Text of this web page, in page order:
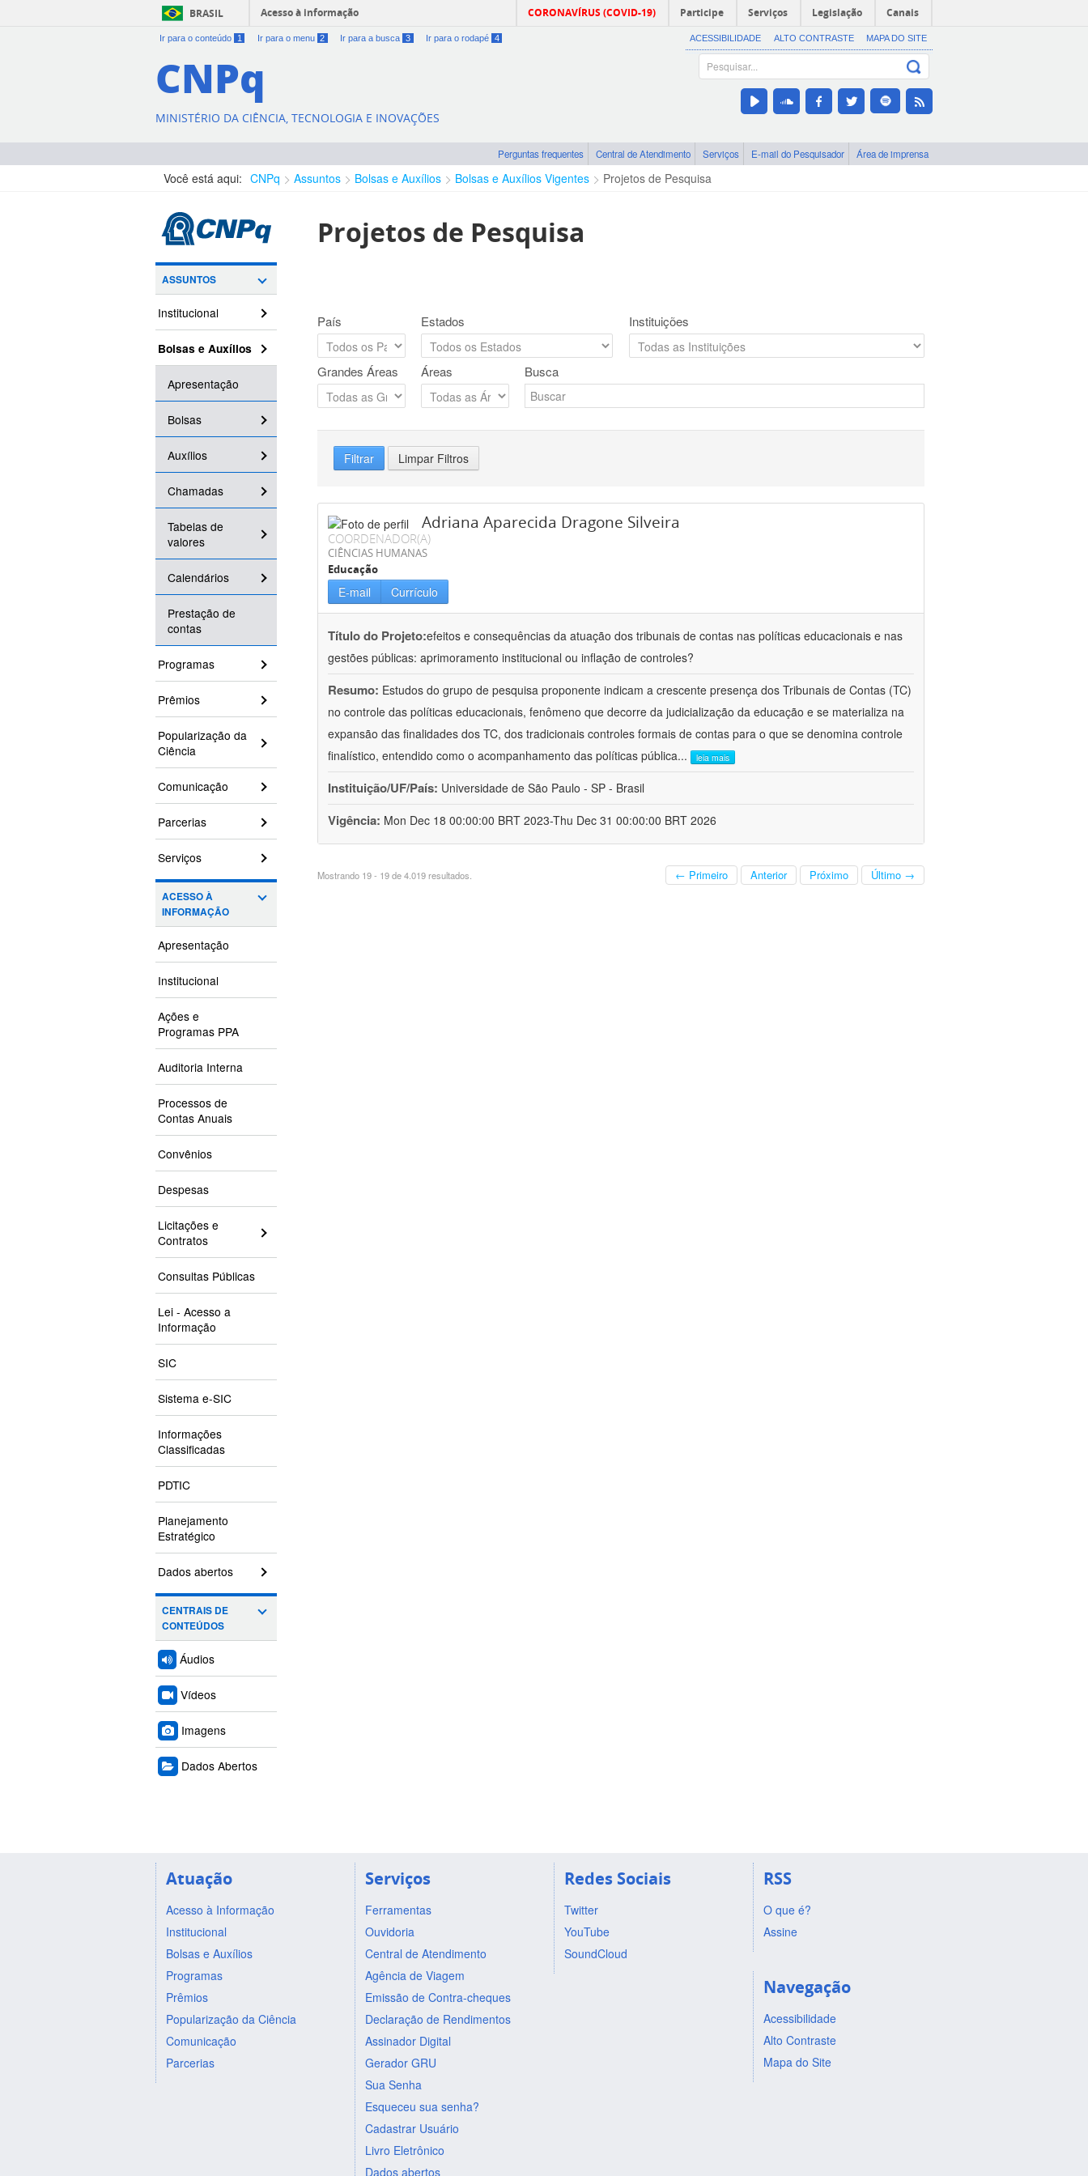
BRASIL Acesso à informação CORONAVÍRUS (COVID-19) Participe Serviços Legislação Canais
Ir para o conteúdo 1 Ir para o menu 2 Ir para a busca 3 Ir para o rodapé 4 ACESSIBILIDADE ALTO CONTRASTE MAPA DO SITE
CNPq
MINISTÉRIO DA CIÊNCIA, TECNOLOGIA E INOVAÇÕES
Perguntas frequentes Central de Atendimento Serviços E-mail do Pesquisador Área de imprensa
Você está aqui: CNPq Assuntos Bolsas e Auxílios Bolsas e Auxílios Vigentes Projetos de Pesquisa
ASSUNTOS
Institucional
Bolsas e Auxílios
Apresentação
Bolsas
Auxílios
Chamadas
Tabelas de
valores
Calendários
Prestação de
contas
Programas
Prêmios
Popularização da
Ciência
Comunicação
Parcerias
Serviços
ACESSO À
INFORMAÇÃO
Apresentação
Institucional
Ações e
Programas PPA
Auditoria Interna
Processos de
Contas Anuais
Convênios
Despesas
Licitações e
Contratos
Consultas Públicas
Lei - Acesso a
Informação
SIC
Sistema e-SIC
Informações
Classificadas
PDTIC
Planejamento
Estratégico
Dados abertos
CENTRAIS DE
CONTEÚDOS
Áudios
Vídeos
Imagens
Dados Abertos
Projetos de Pesquisa
País Estados Instituições
Grandes Áreas Áreas Busca
Filtrar Limpar Filtros
Adriana Aparecida Dragone Silveira
COORDENADOR(A)
CIÊNCIAS HUMANAS
Educação
E-mail Currículo
Título do Projeto:efeitos e consequências da atuação dos tribunais de contas nas políticas educacionais e nas
gestões públicas: aprimoramento institucional ou inflação de controles?
Resumo: Estudos do grupo de pesquisa proponente indicam a crescente presença dos Tribunais de Contas (TC)
no controle das políticas educacionais, fenômeno que decorre da judicialização da educação e se materializa na
expansão das finalidades dos TC, dos tradicionais controles formais de contas para o que se denomina controle
finalístico, entendido como o acompanhamento das políticas pública... leia mais
Instituição/UF/País: Universidade de São Paulo - SP - Brasil
Vigência: Mon Dec 18 00:00:00 BRT 2023-Thu Dec 31 00:00:00 BRT 2026
Mostrando 19 - 19 de 4.019 resultados. ← Primeiro Anterior Próximo Último →
Atuação
Acesso à Informação
Institucional
Bolsas e Auxílios
Programas
Prêmios
Popularização da Ciência
Comunicação
Parcerias
Serviços
Ferramentas
Ouvidoria
Central de Atendimento
Agência de Viagem
Emissão de Contra-cheques
Declaração de Rendimentos
Assinador Digital
Gerador GRU
Sua Senha
Esqueceu sua senha?
Cadastrar Usuário
Livro Eletrônico
Dados abertos
Redes Sociais
Twitter
YouTube
SoundCloud
RSS
O que é?
Assine
Navegação
Acessibilidade
Alto Contraste
Mapa do Site